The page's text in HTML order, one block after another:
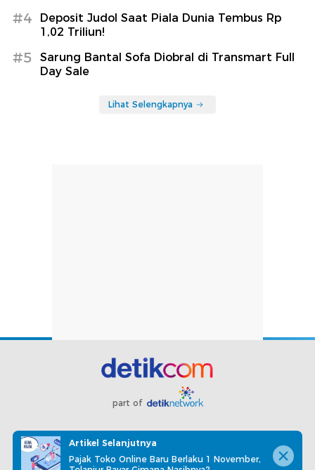
#4
Deposit Judol Saat Piala Dunia Tembus Rp
1,02 Triliun!
#5
Sarung Bantal Sofa Diobral di Transmart Full
Day Sale
Lihat Selengkapnya
part of
Redaksi Pedoman Media Siber Karir
Kotak Pos
Info Iklan
Privacy Policy Disclaimer
Artikel Selanjutnya
Pajak Toko Online Baru Berlaku 1 November,